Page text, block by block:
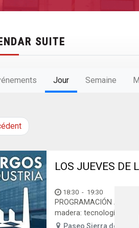
SUITE
Jour Semaine
LOS JUEVES DE
18:30 - 19:30
PROGRAMACIÓN
madera: tecnología y
Paseo Sierra de